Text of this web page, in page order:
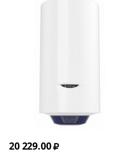
20 229.00